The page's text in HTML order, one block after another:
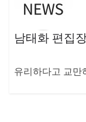
남태화 편집
유리하다고 교만